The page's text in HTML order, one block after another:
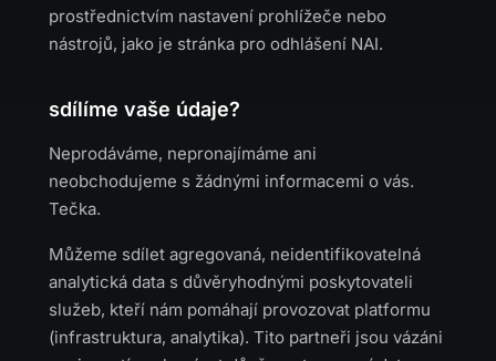
prostřednictvím nastavení prohlížeče nebo
nástrojů, jako je stránka pro odhlášení NAI.
sdílíme vaše údaje?
Neprodáváme, nepronajímáme ani
neobchodujeme s žádnými informacemi o vás.
Tečka.
Můžeme sdílet agregovaná, neidentifikovatelná
analytická data s důvěryhodnými poskytovateli
služeb, kteří nám pomáhají provozovat platformu
(infrastruktura, analytika). Tito partneři jsou vázáni